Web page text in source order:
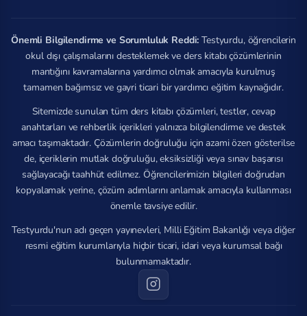
Önemli Bilgilendirme ve Sorumluluk Reddi: Testyurdu, öğrencilerin
okul dışı çalışmalarını desteklemek ve ders kitabı çözümlerinin
mantığını kavramalarına yardımcı olmak amacıyla kurulmuş
tamamen bağımsız ve gayri ticari bir yardımcı eğitim kaynağıdır.
Sitemizde sunulan tüm ders kitabı çözümleri, testler, cevap
anahtarları ve rehberlik içerikleri yalnızca bilgilendirme ve destek
amacı taşımaktadır. Çözümlerin doğruluğu için azami özen gösterilse
de, içeriklerin mutlak doğruluğu, eksiksizliği veya sınav başarısı
sağlayacağı taahhüt edilmez. Öğrencilerimizin bilgileri doğrudan
kopyalamak yerine, çözüm adımlarını anlamak amacıyla kullanması
önemle tavsiye edilir.
Testyurdu'nun adı geçen yayınevleri, Milli Eğitim Bakanlığı veya diğer
resmi eğitim kurumlarıyla hiçbir ticari, idari veya kurumsal bağı
bulunmamaktadır.